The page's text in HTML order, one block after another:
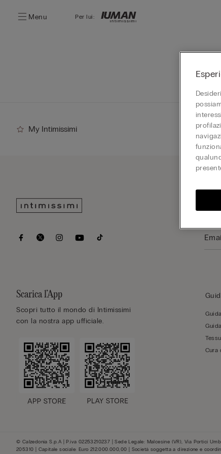
Menu Per lui:
My Intimissimi
Scarica l’App
Scopri tutto il mondo di Intimissimi
con la nostra app ufficiale.
Cura
© Calzedonia S.p.A | P.iva 02253210237 | Sede Legale: Malcesine (VR), Via Portici
205310 | Capitale sociale: Euro 212.000.000,00 | Società soggetta a direzione e